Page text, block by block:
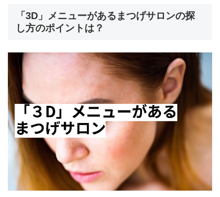
「3D」メニューがあるまつげサロンの探
し方のポイントは？